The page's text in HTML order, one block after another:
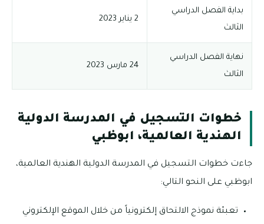
بداية الفصل الدراسي
الثالث
2 يناير 2023
نهاية الفصل الدراسي
الثالث
24 مارس 2023
خطوات التسجيل في المدرسة الدولية
الهندية العالمية، ابوظبي
جاءت خطوات التسجيل في المدرسة الدولية الهندية العالمية،
ابوظبي على النحو التالي:
تعبئة نموذج الالتحاق إلكترونياً من خلال الموقع الإلكتروني